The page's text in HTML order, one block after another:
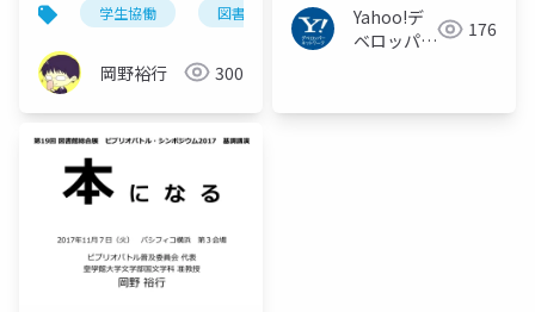
学生協働 図書館
岡野裕行 300
Yahoo!デ
ベロッパー
176